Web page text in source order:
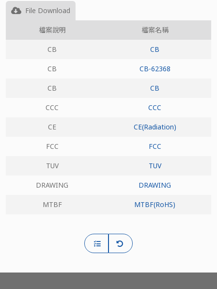
File Download
檔案說明 檔案名稱
CB CB
CB CB-62368
CB CB
CCC CCC
CE CE(Radiation)
FCC FCC
TUV TUV
DRAWING DRAWING
MTBF MTBF(RoHS)